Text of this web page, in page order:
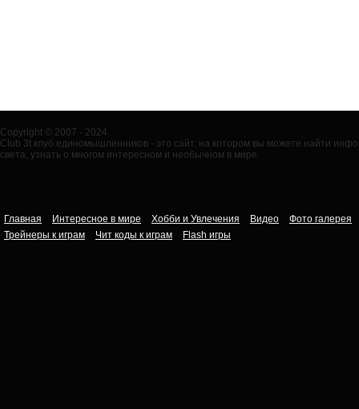
Copyright © 2007 - 2024
Club 3t клуб единомышленников - это сайт, на котором вы можете найти
света, узнать о многом интересном и необычном в мире.
Главная Интересное в мире Хобби и Увлечения Видео
Фото галерея
Трейнеры к играм
Чит коды к играм Flash игры